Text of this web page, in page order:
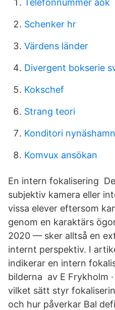
Telefonnummer aok
Schenker hr
Värdens länder
Divergent bokserie
Kokschef
Strang teori
Konditori nynäshamn
Komvux ansökan
En intern fokalisering
subjektiv kamera eller
vissa elever eftersom
genom en karaktärs
2020 — sker alltså en
internt perspektiv. I
indikerar en intern
bilderna av E Frykholm
vilket sätt styr
och hur påverkar Bal